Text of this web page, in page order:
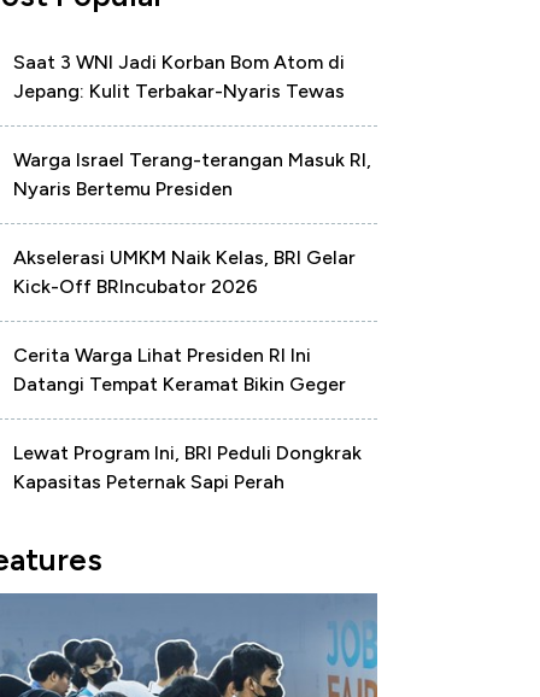
Saat 3 WNI Jadi Korban Bom Atom di
Jepang: Kulit Terbakar-Nyaris Tewas
Warga Israel Terang-terangan Masuk RI,
Nyaris Bertemu Presiden
Akselerasi UMKM Naik Kelas, BRI Gelar
Kick-Off BRIncubator 2026
Cerita Warga Lihat Presiden RI Ini
Datangi Tempat Keramat Bikin Geger
Lewat Program Ini, BRI Peduli Dongkrak
Kapasitas Peternak Sapi Perah